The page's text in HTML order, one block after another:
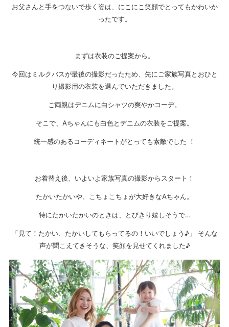
お父さんと手をつないで歩く姿は、にこにこ笑顔でとってもかわいか
ったです。
まずは衣装のご提案から。
今回はミルクバスが最後の撮影だったため、先にご家族写真とおひと
り撮影用の衣装を選んでいただきました。
ご両親はデニムに白シャツの爽やかコーデ。
そこで、Aちゃんにも白色とデニムの衣装をご提案。
統一感のあるコーディネートがとっても素敵でした ！
お着替え後、いよいよ家族写真の撮影からスタート！
たかいたかいや、こちょこちょが大好きなAちゃん。
特にたかいたかいのときは、とびきり嬉しそうで…
「見て！たかい、たかいしてもらってるの！いいでしょう♪」 そんな
声が聞こえてきそうな、笑顔を見せてくれました♪